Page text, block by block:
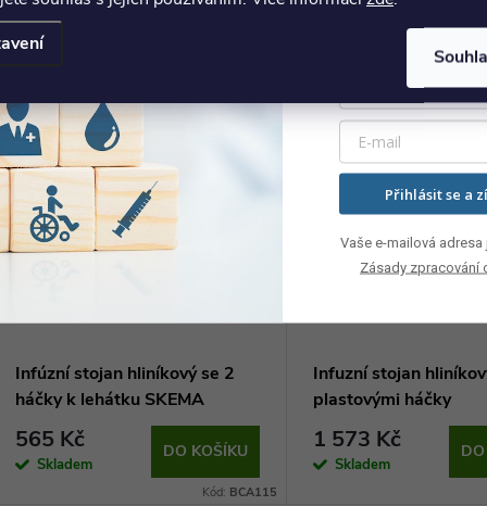
Infúzní stojan hliníkový se 2
háčky k lehátku SKEMA
565 Kč
Skladem
DO KOŠÍKU
Kód: BCA115
Infuzní stojan
plastovými háčky
1 573 Kč
Skladem
Přihlásit se a
Vaše e-mailová adresa
Zásady zpracování